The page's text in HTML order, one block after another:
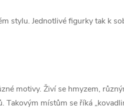
stylu. Jednotlivé figurky tak k
motivy. Živí se hmyzem,
místům se říká